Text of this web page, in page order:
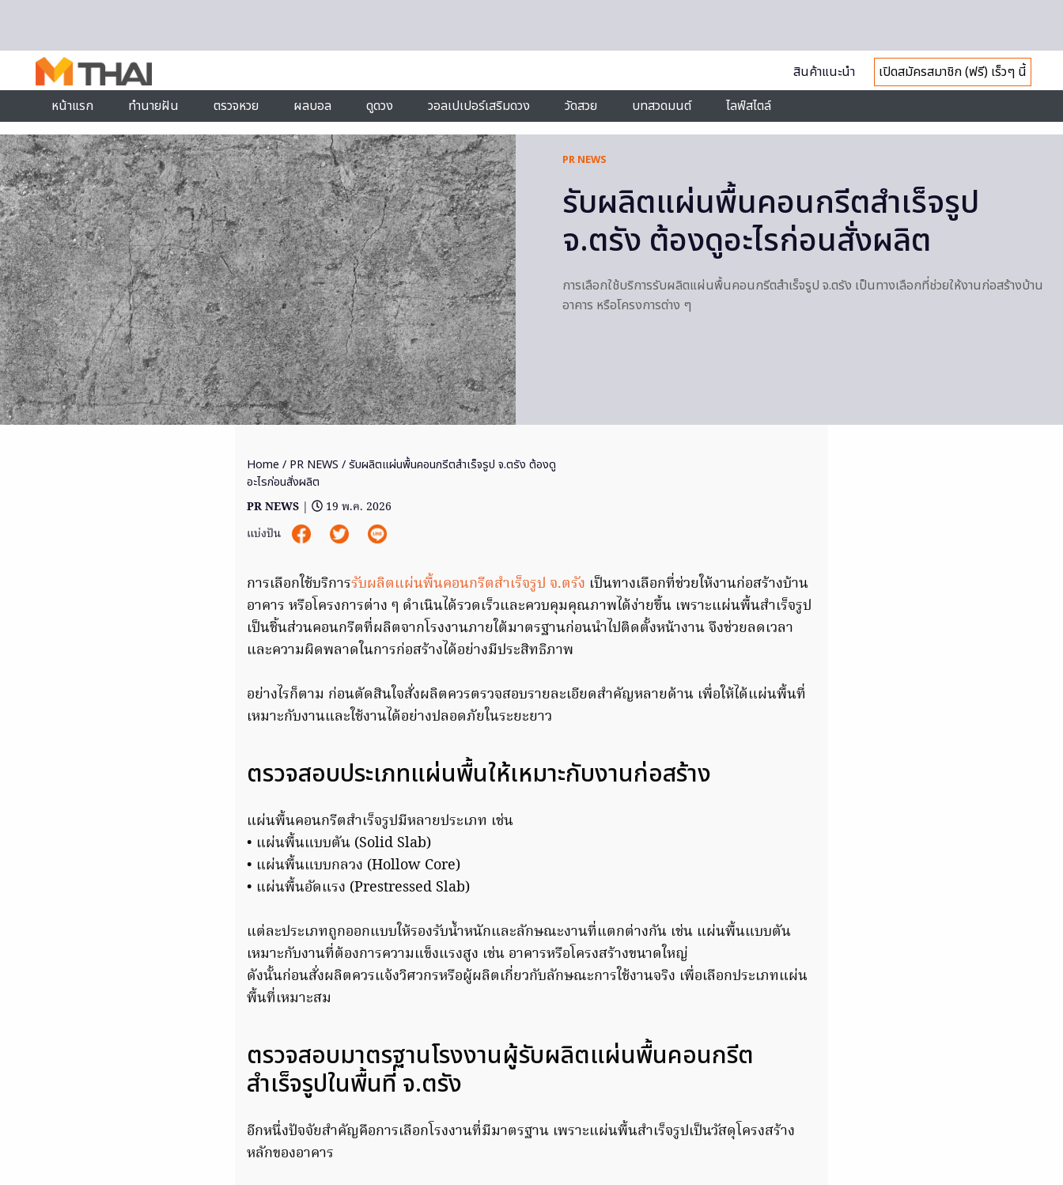
สินค้าแนะนำ
เปิดสมัครสมาชิก (ฟรี) เร็วๆ นี้
หน้าแรก
ทำนายฝัน ตรวจหวย ผลบอล ดูดวง วอลเปเปอร์เสริมดวง วัดสวย บทสวดมนต์ ไลฟ์สไตล์
PR NEWS
รับผลิตแผ่นพื้นคอนกรีตสำเร็จรูป
จ.ตรัง ต้องดูอะไรก่อนสั่งผลิต
การเลือกใช้บริการรับผลิตแผ่นพื้นคอนกรีตสำเร็จรูป จ.ตรัง เป็นทางเลือกที่ช่วยให้งานก่อสร้างบ้าน
อาคาร หรือโครงการต่าง ๆ
Home / PR NEWS / รับผลิตแผ่นพื้นคอนกรีตสำเร็จรูป จ.ตรัง ต้องดู
อะไรก่อนสั่งผลิต
PR NEWS |
19 พ.ค. 2026
แบ่งปัน
การเลือกใช้บริการรับผลิตแผ่นพื้นคอนกรีตสำเร็จรูป จ.ตรัง เป็นทางเลือกที่ช่วยให้งานก่อสร้างบ้าน
อาคาร หรือโครงการต่าง ๆ ดำเนินได้รวดเร็วและควบคุมคุณภาพได้ง่ายขึ้น เพราะแผ่นพื้นสำเร็จรูป
เป็นชิ้นส่วนคอนกรีตที่ผลิตจากโรงงานภายใต้มาตรฐานก่อนนำไปติดตั้งหน้างาน จึงช่วยลดเวลา
และความผิดพลาดในการก่อสร้างได้อย่างมีประสิทธิภาพ
อย่างไรก็ตาม ก่อนตัดสินใจสั่งผลิตควรตรวจสอบรายละเอียดสำคัญหลายด้าน เพื่อให้ได้แผ่นพื้นที่
เหมาะกับงานและใช้งานได้อย่างปลอดภัยในระยะยาว
ตรวจสอบประเภทแผ่นพื้นให้เหมาะกับงานก่อสร้าง
แผ่นพื้นคอนกรีตสำเร็จรูปมีหลายประเภท เช่น
• แผ่นพื้นแบบตัน (Solid Slab)
• แผ่นพื้นแบบกลวง (Hollow Core)
• แผ่นพื้นอัดแรง (Prestressed Slab)
แต่ละประเภทถูกออกแบบให้รองรับน้ำหนักและลักษณะงานที่แตกต่างกัน เช่น แผ่นพื้นแบบตัน
เหมาะกับงานที่ต้องการความแข็งแรงสูง เช่น อาคารหรือโครงสร้างขนาดใหญ่
ดังนั้นก่อนสั่งผลิตควรแจ้งวิศวกรหรือผู้ผลิตเกี่ยวกับลักษณะการใช้งานจริง เพื่อเลือกประเภทแผ่น
พื้นที่เหมาะสม
ตรวจสอบมาตรฐานโรงงานผู้รับผลิตแผ่นพื้นคอนกรีต
สำเร็จรูปในพื้นที่ จ.ตรัง
อีกหนึ่งปัจจัยสำคัญคือการเลือกโรงงานที่มีมาตรฐาน เพราะแผ่นพื้นสำเร็จรูปเป็นวัสดุโครงสร้าง
หลักของอาคาร